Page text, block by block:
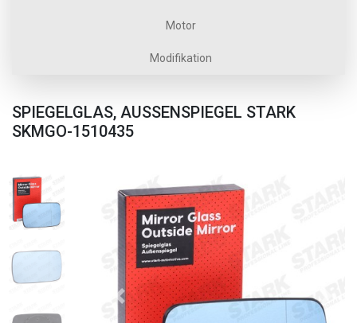
Motor
Modifikation
SPIEGELGLAS, AUSSENSPIEGEL STARK S
KMGO-1510435
Zurück